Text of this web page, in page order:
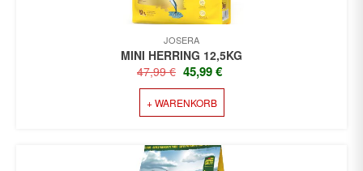
JOSERA
MINI HERRING 12,5KG
47,99€ URSPRÜNGLICHER
PREIS
WAR:
47,99 €
45,99€
+ WARENKORB